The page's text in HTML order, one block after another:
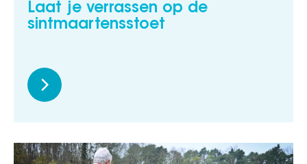
Laat je verrassen op de
sintmaartensstoet